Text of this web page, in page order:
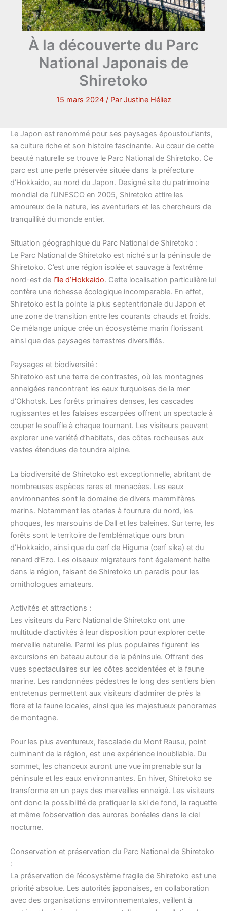
À la découverte du Parc
National Japonais de
Shiretoko
15 mars 2024 / Par Justine Héliez
Le Japon est renommé pour ses paysages époustouflants,
sa culture riche et son histoire fascinante. Au cœur de cette
beauté naturelle se trouve le Parc National de Shiretoko. Ce
parc est une perle préservée située dans la préfecture
d’Hokkaido, au nord du Japon. Designé site du patrimoine
mondial de l’UNESCO en 2005, Shiretoko attire les
amoureux de la nature, les aventuriers et les chercheurs de
tranquillité du monde entier.
Situation géographique du Parc National de Shiretoko :
Le Parc National de Shiretoko est niché sur la péninsule de
Shiretoko. C’est une région isolée et sauvage à l’extrême
nord-est de l’île d’Hokkaido. Cette localisation particulière lui
confère une richesse écologique incomparable. En effet,
Shiretoko est la pointe la plus septentrionale du Japon et
une zone de transition entre les courants chauds et froids.
Ce mélange unique crée un écosystème marin florissant
ainsi que des paysages terrestres diversifiés.
Paysages et biodiversité :
Shiretoko est une terre de contrastes, où les montagnes
enneigées rencontrent les eaux turquoises de la mer
d’Okhotsk. Les forêts primaires denses, les cascades
rugissantes et les falaises escarpées offrent un spectacle à
couper le souffle à chaque tournant. Les visiteurs peuvent
explorer une variété d’habitats, des côtes rocheuses aux
vastes étendues de toundra alpine.
La biodiversité de Shiretoko est exceptionnelle, abritant de
nombreuses espèces rares et menacées. Les eaux
environnantes sont le domaine de divers mammifères
marins. Notamment les otaries à fourrure du nord, les
phoques, les marsouins de Dall et les baleines. Sur terre, les
forêts sont le territoire de l’emblématique ours brun
d’Hokkaido, ainsi que du cerf de Higuma (cerf sika) et du
renard d’Ezo. Les oiseaux migrateurs font également halte
dans la région, faisant de Shiretoko un paradis pour les
ornithologues amateurs.
Activités et attractions :
Les visiteurs du Parc National de Shiretoko ont une
multitude d’activités à leur disposition pour explorer cette
merveille naturelle. Parmi les plus populaires figurent les
excursions en bateau autour de la péninsule. Offrant des
vues spectaculaires sur les côtes accidentées et la faune
marine. Les randonnées pédestres le long des sentiers bien
entretenus permettent aux visiteurs d’admirer de près la
flore et la faune locales, ainsi que les majestueux panoramas
de montagne.
Pour les plus aventureux, l’escalade du Mont Rausu, point
culminant de la région, est une expérience inoubliable. Du
sommet, les chanceux auront une vue imprenable sur la
péninsule et les eaux environnantes. En hiver, Shiretoko se
transforme en un pays des merveilles enneigé. Les visiteurs
ont donc la possibilité de pratiquer le ski de fond, la raquette
et même l’observation des aurores boréales dans le ciel
nocturne.
Conservation et préservation du Parc National de Shiretoko
:
La préservation de l’écosystème fragile de Shiretoko est une
priorité absolue. Les autorités japonaises, en collaboration
avec des organisations environnementales, veillent à